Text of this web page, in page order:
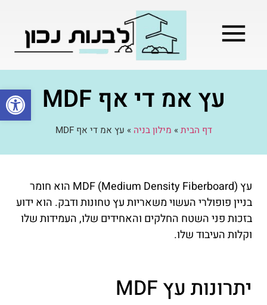
פתח עץ אמ די אף MDF
דף הבית» מילון בניה » עץ אמ די אף MDF
עץ MDF (Medium Density Fiberboard) הוא חומר
בניין פופולרי העשוי משאריות עץ טחונות ודבק. הוא ידוע
בזכות פני השטח החלקים והאחידים שלו, העמידות שלו
וקלות העיבוד שלו.
יתרונות עץ MDF